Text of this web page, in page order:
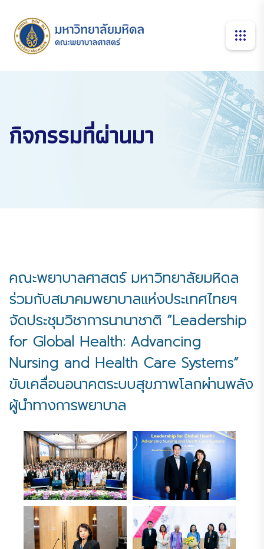
กิจกรรมที่ผ่านมา
คณะพยาบาลศาสตร์ มหาวิทยาลัยมหิดล
ร่วมกับสมาคมพยาบาลแห่งประเทศไทยฯ
จัดประชุมวิชาการนานาชาติ “Leadership
for Global Health: Advancing
Nursing and Health Care Systems”
ขับเคลื่อนอนาคตระบบสุขภาพโลกผ่านพลัง
ผู้นำทางการพยาบาล